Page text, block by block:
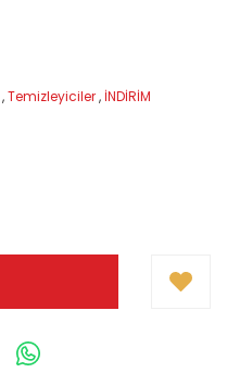
,Temizleyiciler, İNDİRİM